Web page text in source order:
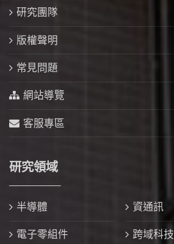
研究團隊
版權聲明
常見問題
網站導覽
客服專區
研究領域
半導體 資通訊
電子零組件 跨域科技